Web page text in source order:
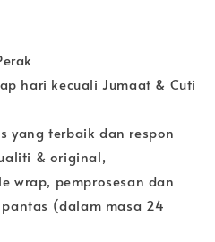
hari kecuali Jumaat & Cuti
yang terbaik dan respon
& original,
wrap, pemprosesan dan
(dalam masa 24